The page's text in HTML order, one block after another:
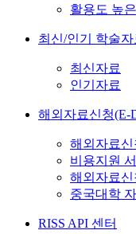
활용도 높
최신/인기 학술자
최신자료
인기자료
해외자료신청(E-
해외자료신
비용지원
해외자료
중국대학
RISS API 센터